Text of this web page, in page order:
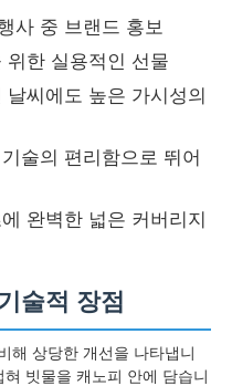
사 중 브랜드 홍보
한 실용적인 선물
씨에도 높은 가시성의
술의 편리함으로 뛰어
완벽한 넓은 커버리지
술적 장점
해 상당한 개선을 나타냅니
빗물을 캐노피 안에 담습니